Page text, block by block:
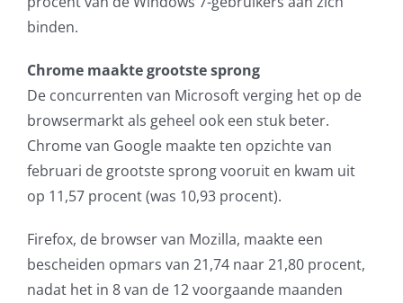
binden.
Chrome maakte grootste sprong
De concurrenten van Microsoft verging het op de
browsermarkt als geheel ook een stuk beter.
Chrome van Google maakte ten opzichte van
februari de grootste sprong vooruit en kwam uit
op 11,57 procent (was 10,93 procent).
Firefox, de browser van Mozilla, maakte een
bescheiden opmars van 21,74 naar 21,80 procent,
nadat het in 8 van de 12 voorgaande maanden